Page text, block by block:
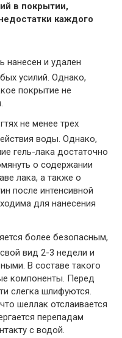
в покрытии,
каждого
и удален
усилий. Однако,
покрытие не
не менее трех
воды. Однако,
гель-лака достаточно
о содержании
лака, а также о
после интенсивной
для нанесения
более безопасным,
вид 2-3 недели и
В составе такого
компоненты. Перед
слегка шлифуются.
шеллак отслаивается
перепадам
с водой.